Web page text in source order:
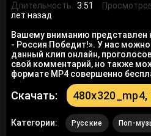
Длительность: 3:51
лет назад
Вашему вниманию представлен
- Россия Победит!». У нас
данный клип онлайн,
свой комментарий, но также
формате MP4 совершенно
Скачать: 480x320_mp4,
Категории: Русские Поп-